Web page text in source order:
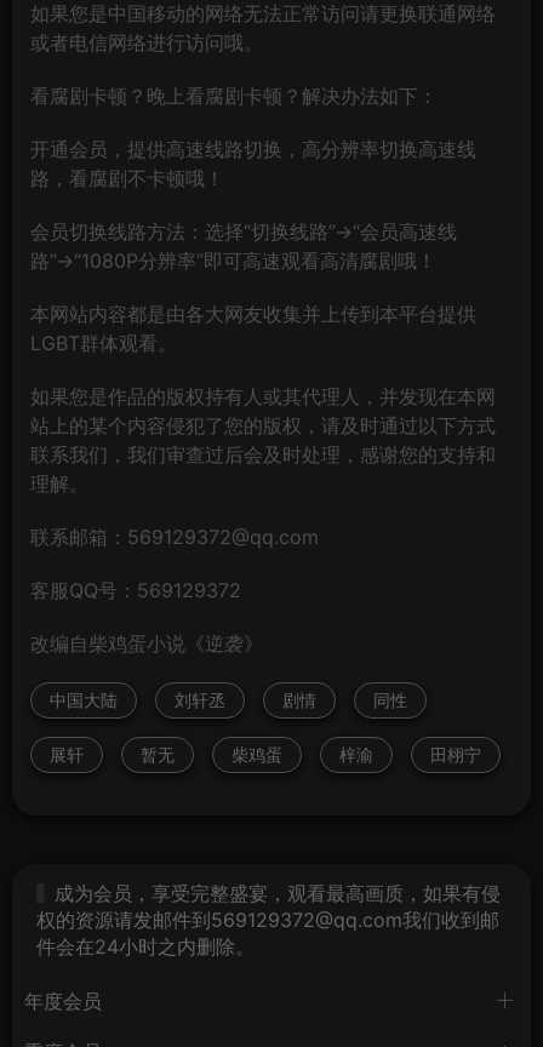
如果您是中国移动的网络无法正常访问请更换联通网络
或者电信网络进行访问哦。
看腐剧卡顿？晚上看腐剧卡顿？解决办法如下：
开通会员，提供高速线路切换，高分辨率切换高速线
路，看腐剧不卡顿哦！
会员切换线路方法：选择“切换线路”→“会员高速线
路”→“1080P分辨率”即可高速观看高清腐剧哦！
本网站内容都是由各大网友收集并上传到本平台提供
LGBT群体观看。
如果您是作品的版权持有人或其代理人，并发现在本网
站上的某个内容侵犯了您的版权，请及时通过以下方式
联系我们，我们审查过后会及时处理，感谢您的支持和
理解。
联系邮箱：569129372@qq.com
客服QQ号：569129372
改编自柴鸡蛋小说《逆袭》
中国大陆 刘轩丞 剧情 同性
展轩 暂无 柴鸡蛋 梓渝 田栩宁
成为会员，享受完整盛宴，观看最高画质，如果有侵
权的资源请发邮件到569129372@qq.com我们收到邮
件会在24小时之内删除。
年度会员